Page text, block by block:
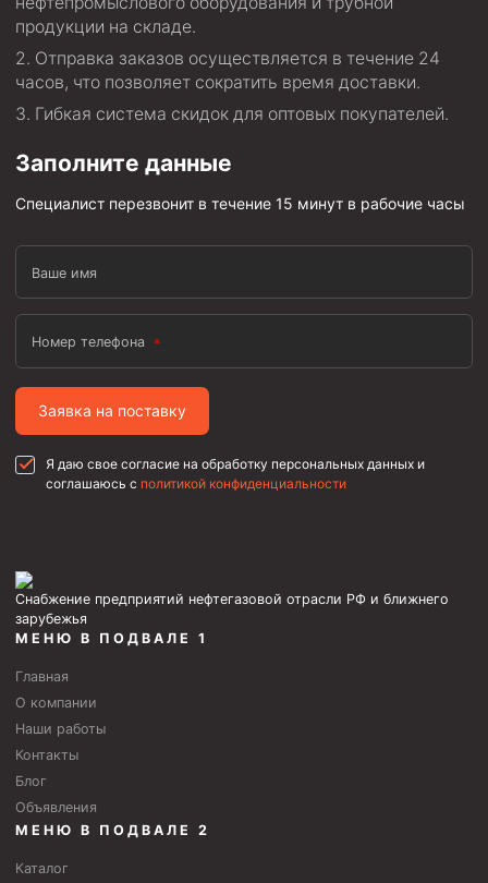
Фрезеры кольцевые
Фрезеры-долота торцевые
Ключи
Фрезерующие инструменты
Быстроразъёмные соединения (БРС)
Рукава буровые
Стропы
Стропы канатные ВК
Стропы канатные
Стропы цепные
продукции на складе.
Отправка заказов осуществляется в течение 24
часов, что позволяет сократить время доставки.
Гибкая система скидок для оптовых покупателей.
Заполните данные
Специалист перезвонит в течение 15 минут в рабочие часы
Ваше имя
Номер телефона
Заявка на поставку
Я даю свое согласие на обработку персональных данных и
соглашаюсь с политикой конфиденциальности
Снабжение предприятий нефтегазовой отрасли РФ и ближнего
зарубежья
МЕНЮ В ПОДВАЛЕ 1
Главная
О компании
Наши работы
Контакты
Блог
Объявления
МЕНЮ В ПОДВАЛЕ 2
Каталог